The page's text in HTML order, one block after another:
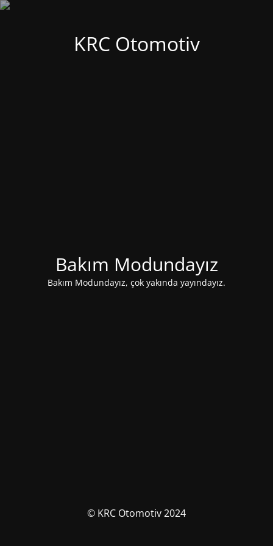
KRC Otomotiv
Bakım Modundayız
Bakım Modundayız, çok yakında yayındayız.
© KRC Otomotiv 2024